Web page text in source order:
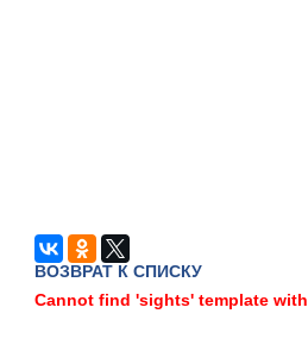
ВОЗВРАТ К СПИСКУ
Cannot find 'sights' template